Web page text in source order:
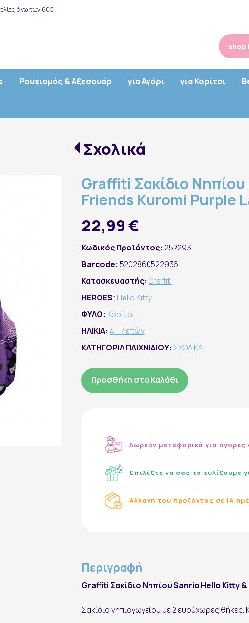
άνω των 60€
shop
Ρουχισμός & Αξεσουάρ για Αγόρι για Κορίτσι
Σχολικά
Graffiti Σακίδιο
Friends Kuromi Purple
22,99 €
Κωδικός Προϊόντος: 252293
Barcode: 5202860522936
Κατασκευαστής: Graffiti
HEROES: Hello Kitty
ΦΥΛΟ: Κορίτσι
ΗΛΙΚΙΑ: 4 - 7 ετών
ΚΑΤΗΓΟΡΙΑ ΠΑΙΧΝΙΔΙΟΥ: ΣΧΟΛΙΚΑ
Προσθήκη στο Καλάθι
Δωρεάν μεταφορικά για
Επιλέξτε να σας το τυλίξουμε
Αλλαγή του προϊόντος σε 14
Περιγραφή
Graffiti Σακίδιο Νηπίου Sanrio Hello Kitty
Σακίδιο νηπιαγωγείου με 2 ευρύχωρες